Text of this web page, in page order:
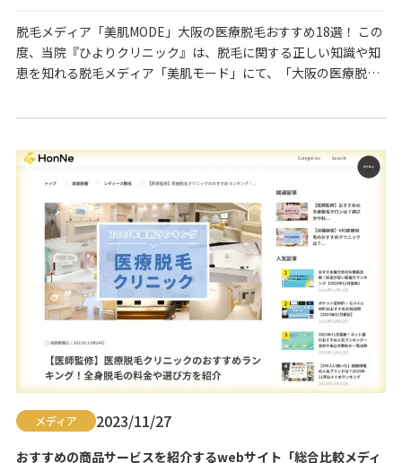
脱毛メディア「美肌MODE」大阪の医療脱毛おすすめ18選！ この
度、当院『ひよりクリニック』は、脱毛に関する正しい知識や知
恵を知れる脱毛メディア「美肌モード」にて、「大阪の医療脱毛
ナーでご紹介いただきました。 サイトには、「脱毛を検討されて
関するコンテンツが提供されています。 『ひ…
メディア 2023/11/27
おすすめの商品サービスを紹介するwebサイト「総合比較メディ